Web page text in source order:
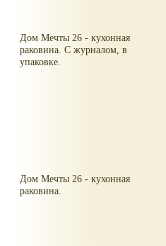
Дом Мечты 26 - кухонная
раковина. С журналом, в
упаковке.
Дом Мечты 26 - кухонная
раковина.